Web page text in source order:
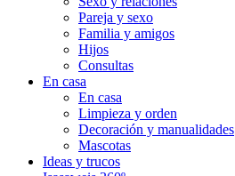
Pareja y sexo
Familia y amigos
Hijos
Consultas
En casa
En casa
Limpieza y orden
Decoración y manualidades
Mascotas
Ideas y trucos